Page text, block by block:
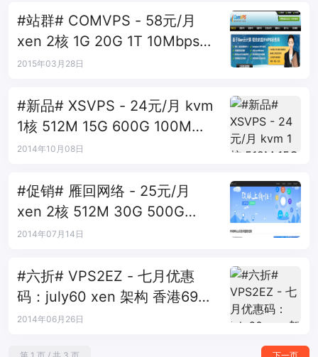
#站群# COMVPS - 58元/月
xen 2核 1G 20G 1T 10Mbps
4IP 洛杉矶psychz
2015年03月28日
#新品# XSVPS - 24元/月 kvm
1核 512M 15G 600G 100M
2IP 洛杉矶psychz
2014年10月08日
#促销# 雁回网络 - 25元/月
xen 2核 512M 30G 500G
1Gbps 3IP 凤凰城
2014年07月14日
#六折# VPS2EZ - 七月优惠
码：july60 xen 架构 香港69元
美国57元送IP一个
2014年06月26日